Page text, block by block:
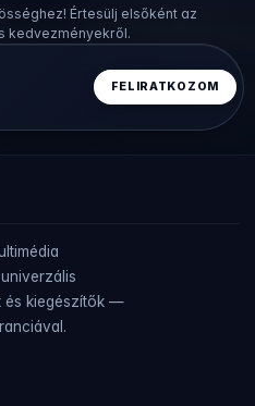
Értesülj elsőként az
kedvezményekről.
és kiegészítők —